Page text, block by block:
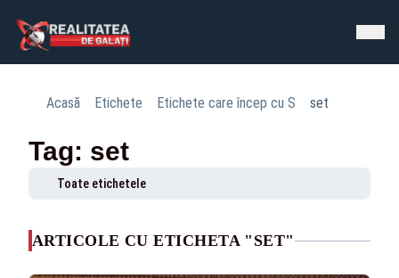
Acasă Etichete Etichete care încep cu S set
Tag: set
Toate etichetele
ARTICOLE CU ETICHETA "SET"